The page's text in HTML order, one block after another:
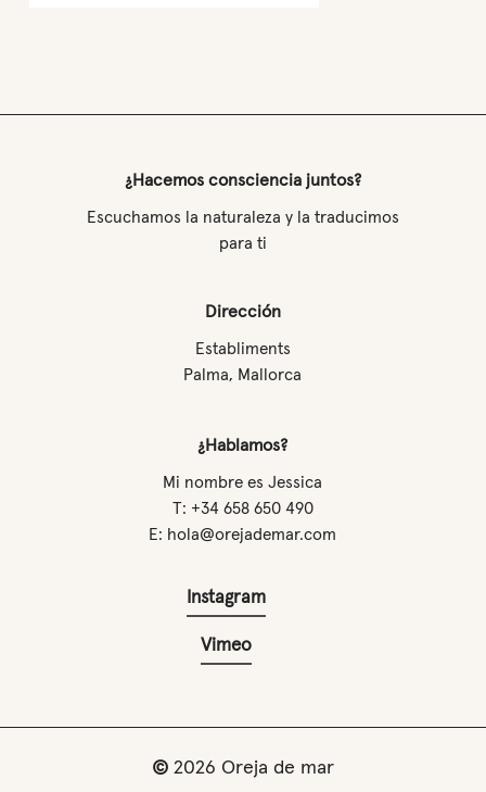
¿Hacemos consciencia juntos?
Escuchamos la naturaleza y la traducimos
para ti
Dirección
Establiments
Palma, Mallorca
¿Hablamos?
Mi nombre es Jessica
T: +34 658 650 490
E: hola@orejademar.com
Instagram
Vimeo
© 2026 Oreja de mar